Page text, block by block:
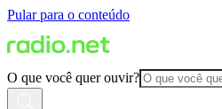
Pular para o conteúdo
O que você quer ouvir?